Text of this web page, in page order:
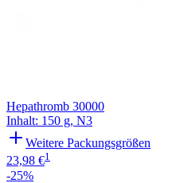
Hepathromb 30000
Inhalt: 150 g, N3
Weitere Packungsgrößen
23,98 €1
-25%